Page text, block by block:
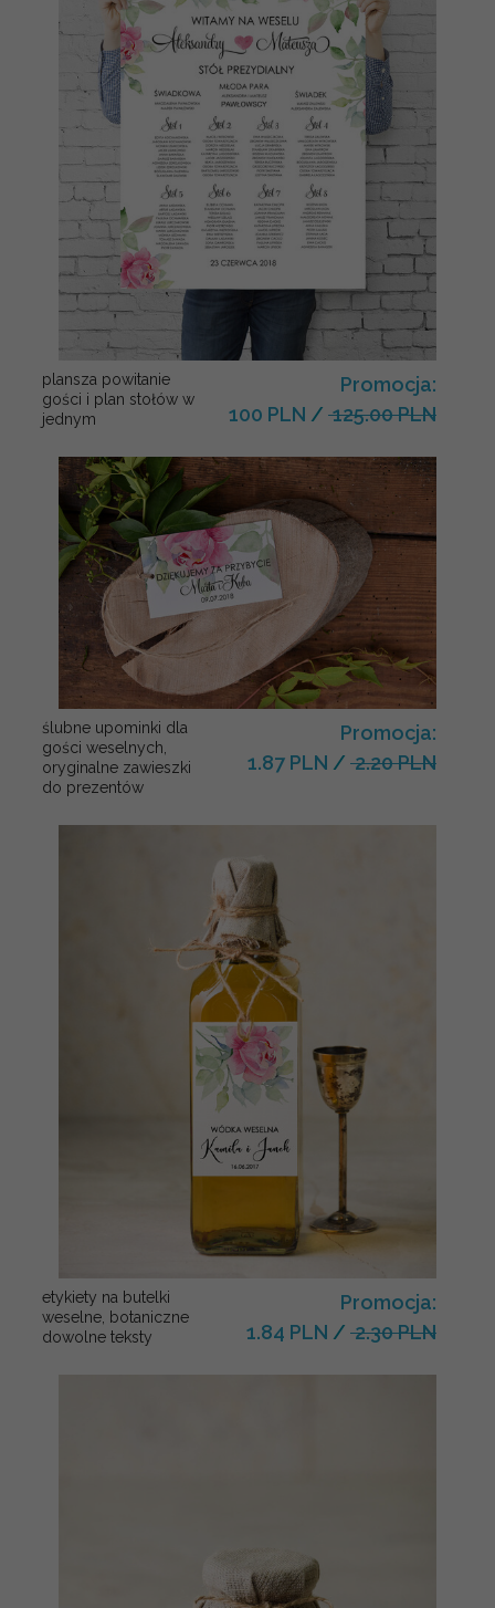
plansza powitanie
gości i plan stołów w
jednym
Promocja:
100 PLN / 125.00 PLN
ślubne upominki dla
gości weselnych,
oryginalne zawieszki
do prezentów
Promocja:
1.87 PLN / 2.20 PLN
etykiety na butelki
weselne, botaniczne
dowolne teksty
Promocja:
1.84 PLN / 2.30 PLN